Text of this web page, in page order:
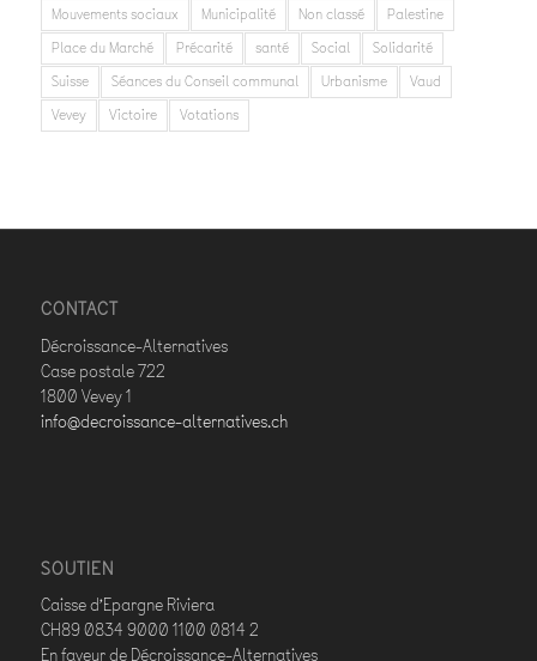
Mouvements sociaux
Municipalité Non classé
Palestine
Place du Marché
Précarité santé Social
Solidarité
Suisse
Séances du Conseil communal Urbanisme
Vaud
Vevey
Victoire Votations
CONTACT
Décroissance-Alternatives
Case postale 722
1800 Vevey 1
info@decroissance-alternatives.ch
SOUTIEN
Caisse d’Epargne Riviera
CH89 0834 9000 1100 0814 2
En faveur de Décroissance-Alternatives